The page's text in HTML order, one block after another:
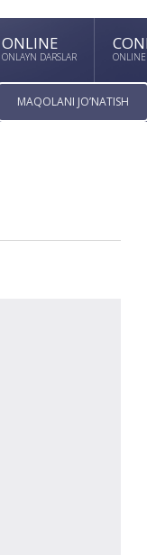
ONLINE
ONLAYN DARSLAR ONLINE
MAQOLANI JO’NATISH